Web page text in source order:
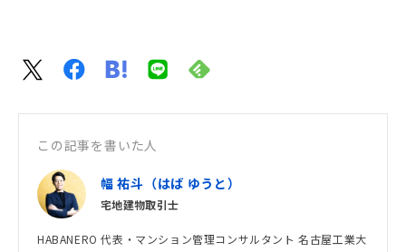
この記事を書いた人
幅 祐斗（はば ゆうと）
宅地建物取引士
HABANERO 代表・マンション管理コンサルタント 名古屋工業大